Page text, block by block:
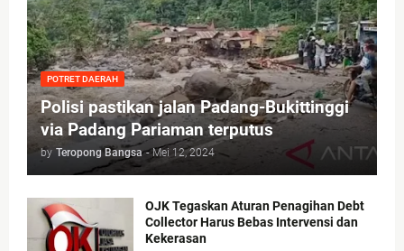
POTRET DAERAH
Polisi pastikan jalan Padang-Bukittinggi
via Padang Pariaman terputus
by Teropong Bangsa - Mei 12, 2024
OJK Tegaskan Aturan Penagihan Debt
Collector Harus Bebas Intervensi dan
Kekerasan